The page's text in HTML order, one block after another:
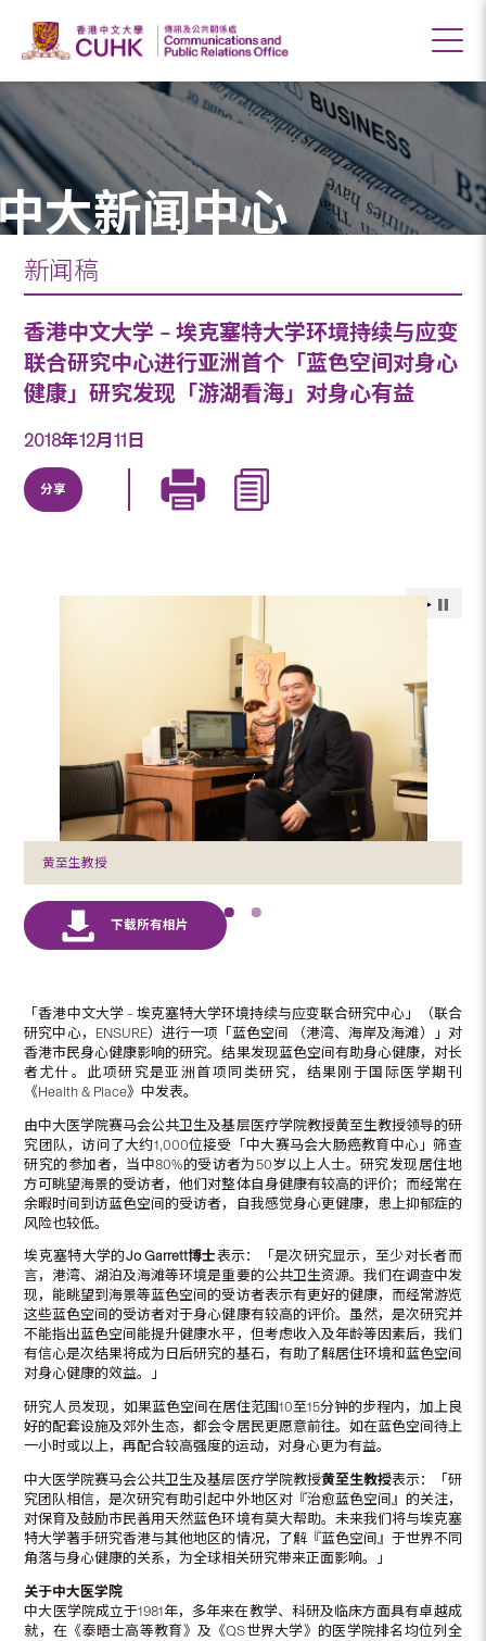
大新闻中心
新闻稿
香港中文大学 – 埃克塞特大学环境持续与应变
联合研究中心进行亚洲首个「蓝色空间对身心
健康」研究发现「游湖看海」对身心有益
2018年12月11日
分享
黄至生教授
「香港中文大学 – 埃克塞特大学环境持续与应变联合研究中心」（联合
研究中心，ENSURE）进行一项「蓝色空间 （港湾、海岸及海滩）」对
香港市民身心健康影响的研究。结果发现蓝色空间有助身心健康，对长
者尤什。此项研究是亚洲首项同类研究，结果刚于国际医学期刊
《Health & Place》中发表。
由中大医学院赛马会公共卫生及基层医疗学院教授黄至生教授领导的研
究团队，访问了大约1,000位接受「中大赛马会大肠癌教育中心」筛查
研究的参加者，当中80%的受访者为50岁以上人士。研究发现居住地
方可眺望海景的受访者，他们对整体自身健康有较高的评价；而经常在
余暇时间到访蓝色空间的受访者，自我感觉身心更健康，患上抑郁症的
风险也较低。
埃克塞特大学的Jo Garrett博士表示：「是次研究显示，至少对长者而
言，港湾、湖泊及海滩等环境是重要的公共卫生资源。我们在调查中发
现，能眺望到海景等蓝色空间的受访者表示有更好的健康，而经常游览
这些蓝色空间的受访者对于身心健康有较高的评价。虽然，是次研究并
不能指出蓝色空间能提升健康水平，但考虑收入及年龄等因素后，我们
有信心是次结果将成为日后研究的基石，有助了解居住环境和蓝色空间
对身心健康的效益。」
研究人员发现，如果蓝色空间在居住范围10至15分钟的步程内，加上良
好的配套设施及郊外生态，都会令居民更愿意前往。如在蓝色空间待上
一小时或以上，再配合较高强度的运动，对身心更为有益。
中大医学院赛马会公共卫生及基层医疗学院教授黄至生教授表示：「研
究团队相信，是次研究有助引起中外地区对『治愈蓝色空间』的关注，
对保育及鼓励市民善用天然蓝色环境有莫大帮助。未来我们将与埃克塞
特大学著手研究香港与其他地区的情况，了解『蓝色空间』于世界不同
角落与身心健康的关系，为全球相关研究带来正面影响。」
关于中大医学院
中大医学院成立于1981年，多年来在教学、科研及临床方面具有卓越成
就，在《泰晤士高等教育》及《QS世界大学》的医学院排名均位列全